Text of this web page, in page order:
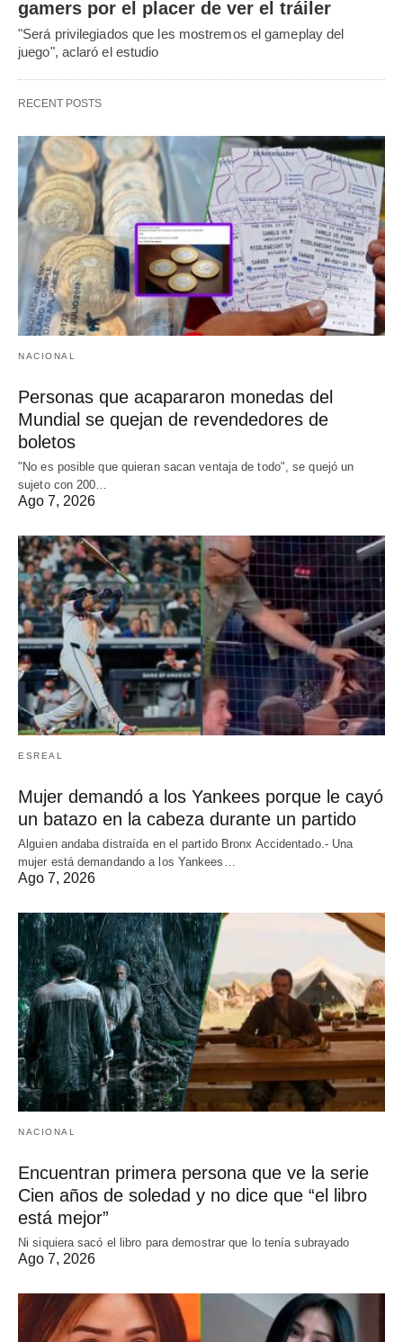
gamers por el placer de ver el tráiler
"Será privilegiados que les mostremos el gameplay del
juego", aclaró el estudio
RECENT POSTS
NACIONAL
Personas que acapararon monedas del
Mundial se quejan de revendedores de
boletos
"No es posible que quieran sacan ventaja de todo", se quejó un
sujeto con 200…
Ago 7, 2026
ESREAL
Mujer demandó a los Yankees porque le cayó
un batazo en la cabeza durante un partido
Alguien andaba distraída en el partido Bronx Accidentado.- Una
mujer está demandando a los Yankees…
Ago 7, 2026
NACIONAL
Encuentran primera persona que ve la serie
Cien años de soledad y no dice que “el libro
está mejor”
Ni siquiera sacó el libro para demostrar que lo tenía subrayado
Ago 7, 2026